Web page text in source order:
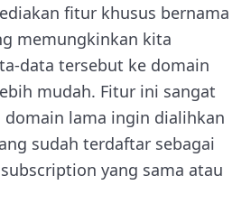
fitur khusus bernama
memungkinkan kita
data tersebut ke domain
mudah. Fitur ini sangat
lama ingin dialihkan
sudah terdaftar sebagai
yang sama atau